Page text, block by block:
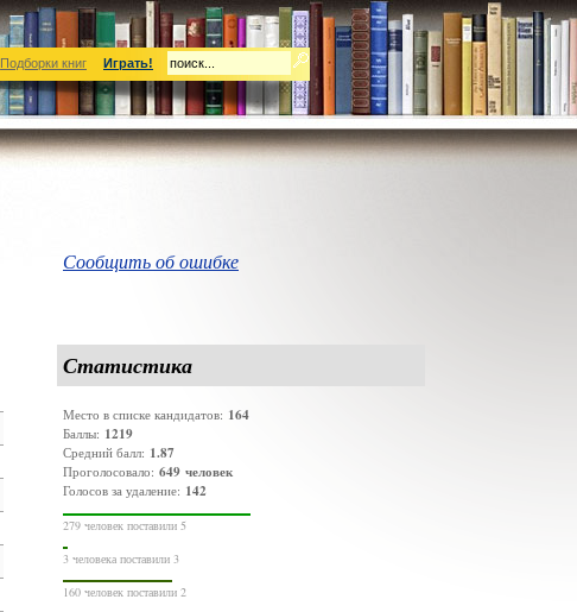
Подборки книг Играть!
Сообщить об ошибке
Статистика
Место в списке кандидатов: 164
Баллы: 1219
Средний балл: 1.87
Проголосовало: 649 человек
Голосов за удаление: 142
279 человек поставили 5
3 человека поставили 3
160 человек поставили 2